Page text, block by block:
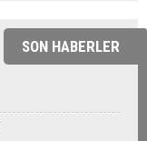
SON HABERLER